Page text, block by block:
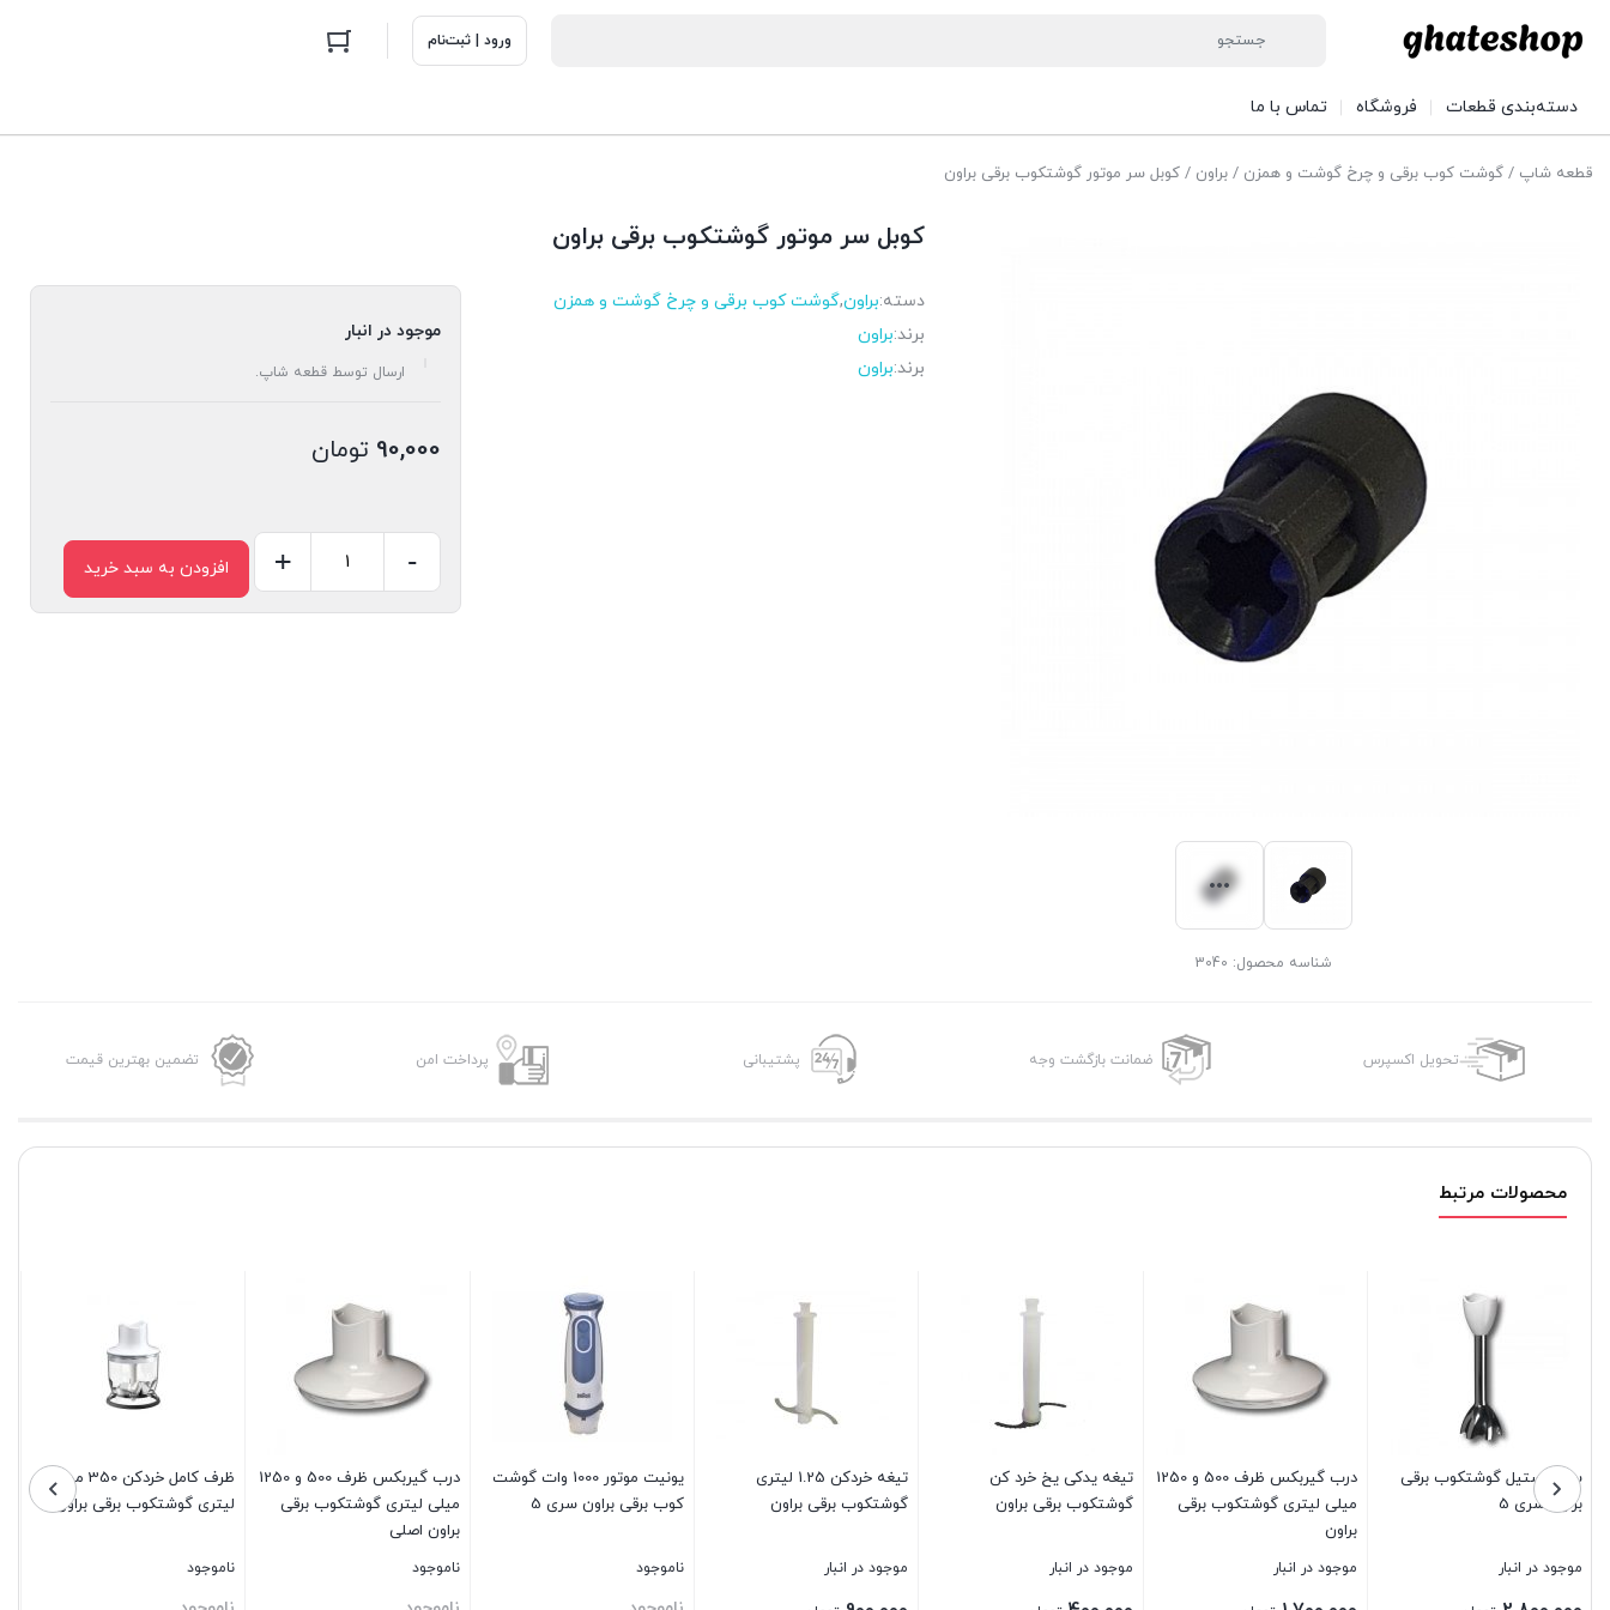
ورود | ثبت‌نام
دسته‌بندی قطعات فروشگاه تماس با ما
قطعه شاپ / گوشت کوب برقی و چرخ گوشت و همزن / براون / کوبل سر موتور گوشتکوب برقی براون
شناسه محصول: 3040
کوبل سر موتور گوشتکوب برقی براون
دسته:براون,گوشت کوب برقی و چرخ گوشت و همزن
برند:براون
برند:براون
موجود در انبار
ارسال توسط قطعه شاپ.
90,000 تومان
سر
-
+ افزودن به سبد خرید
تحویل اکسپرس ضمانت بازگشت وجه پشتیبانی پرداخت امن تضمین بهترین قیمت
محصولات مرتبط
سری استیل گوشتکوب برقی
براون سری 5
موجود در انبار
درب گیربکس ظرف 500 و 1250
میلی لیتری گوشتکوب برقی
براون
موجود در انبار
تیغه یدکی یخ خرد کن
گوشتکوب برقی براون
موجود در انبار
تیغه خردکن 1.25 لیتری
گوشتکوب برقی براون
موجود در انبار
یونیت موتور 1000 وات گوشت
کوب برقی براون سری 5
ناموجود
درب گیربکس ظرف 500 و 1250
میلی لیتری گوشتکوب برقی
براون اصلی
ناموجود
ظرف کامل خردکن 350 میلی
لیتری گوشتکوب برقی براون
ناموجود